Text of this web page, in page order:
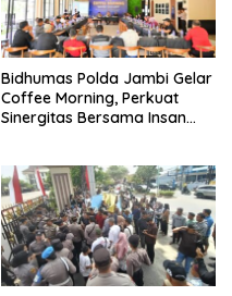
Bidhumas Polda Jambi Gelar
Coffee Morning, Perkuat
Sinergitas Bersama Insan